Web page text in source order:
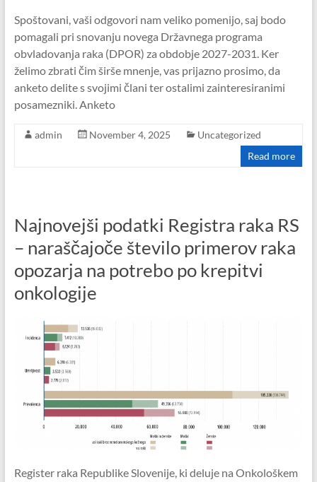
Spoštovani, vaši odgovori nam veliko pomenijo, saj bodo
pomagali pri snovanju novega Državnega programa
obvladovanja raka (DPOR) za obdobje 2027-2031. Ker
želimo zbrati čim širše mnenje, vas prijazno prosimo, da
anketo delite s svojimi člani ter ostalimi zainteresiranimi
posamezniki. Anketo
admin November 4, 2025
Uncategorized
Read more
Najnovejši podatki Registra raka RS
– naraščajoče število primerov raka
opozarja na potrebo po krepitvi
onkologije
Register raka Republike Slovenije, ki deluje na Onkološkem